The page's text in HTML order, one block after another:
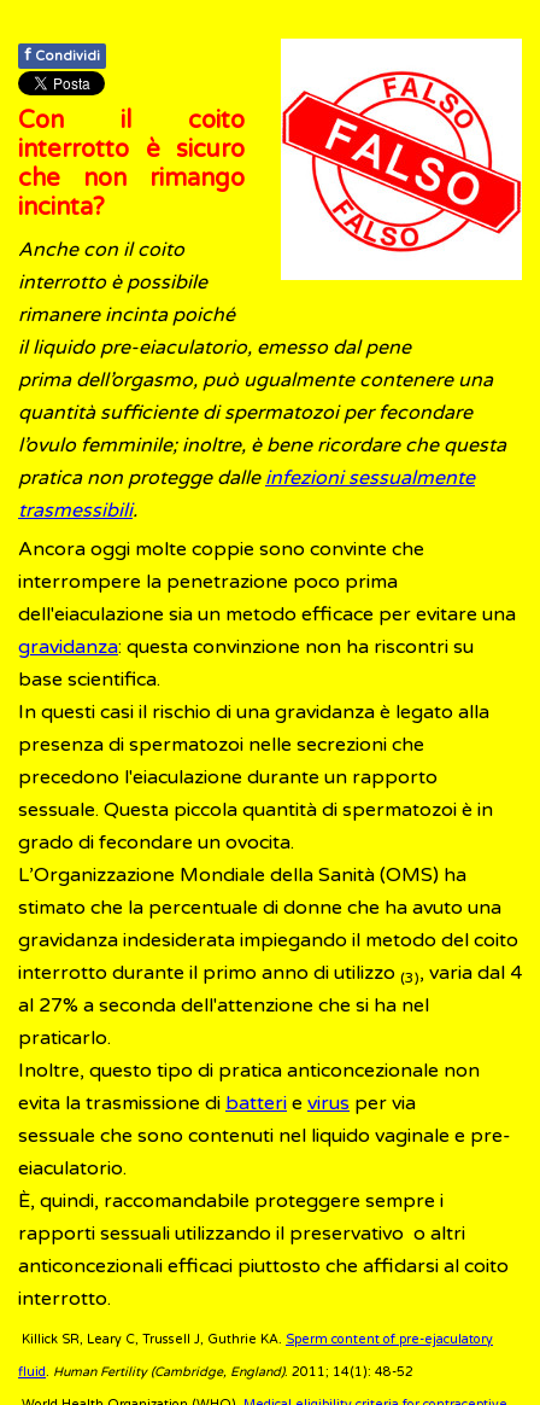
f Condividi
Con il coito
interrotto è sicuro
che non rimango
incinta?
Anche con il coito
interrotto è possibile
rimanere incinta poiché
il liquido pre-eiaculatorio, emesso dal pene
prima dell’orgasmo, può ugualmente contenere una
quantità sufficiente di spermatozoi per fecondare
l’ovulo femminile; inoltre, è bene ricordare che questa
pratica non protegge dalle infezioni sessualmente
trasmessibili.
Ancora oggi molte coppie sono convinte che
interrompere la penetrazione poco prima
dell'eiaculazione sia un metodo efficace per evitare una
gravidanza: questa convinzione non ha riscontri su
base scientifica.
In questi casi il rischio di una gravidanza è legato alla
presenza di spermatozoi nelle secrezioni che
precedono l'eiaculazione durante un rapporto
sessuale. Questa piccola quantità di spermatozoi è in
grado di fecondare un ovocita.
L’Organizzazione Mondiale della Sanità (OMS) ha
stimato che la percentuale di donne che ha avuto una
gravidanza indesiderata impiegando il metodo del coito
interrotto durante il primo anno di utilizzo (3), varia dal 4
al 27% a seconda dell'attenzione che si ha nel
praticarlo.
Inoltre, questo tipo di pratica anticoncezionale non
evita la trasmissione di batteri e virus per via
sessuale che sono contenuti nel liquido vaginale e pre-
eiaculatorio.
È, quindi, raccomandabile proteggere sempre i
rapporti sessuali utilizzando il preservativo o altri
anticoncezionali efficaci piuttosto che affidarsi al coito
interrotto.
Killick SR, Leary C, Trussell J, Guthrie KA. Sperm content of pre-ejaculatory
fluid. Human Fertility (Cambridge, England). 2011; 14(1): 48-52